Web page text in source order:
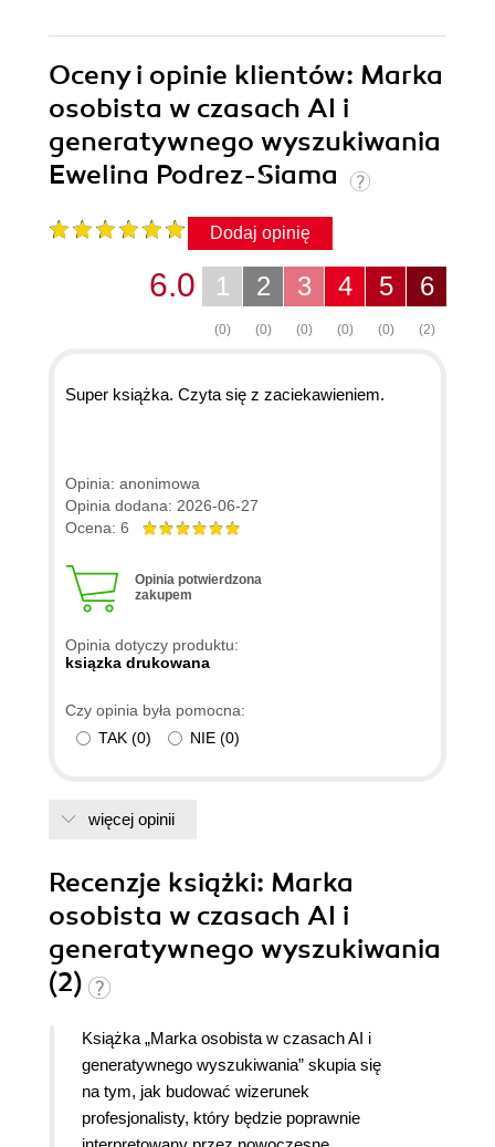
Oceny i opinie klientów: Marka
osobista w czasach AI i
generatywnego wyszukiwania
Ewelina Podrez-Siama
Dodaj opinię
6
(2)
5
(0)
4
(0)
3
(0)
2
(0)
1
(0)
6.0
Super książka. Czyta się z zaciekawieniem.
Opinia: anonimowa
Opinia dodana: 2026-06-27
Ocena: 6
Opinia potwierdzona
zakupem
Opinia dotyczy produktu:
ksiązka drukowana
Czy opinia była pomocna:
TAK (0) NIE (0)
więcej opinii
Recenzje książki: Marka
osobista w czasach AI i
generatywnego wyszukiwania
(2)
Książka „Marka osobista w czasach AI i
generatywnego wyszukiwania” skupia się
na tym, jak budować wizerunek
profesjonalisty, który będzie poprawnie